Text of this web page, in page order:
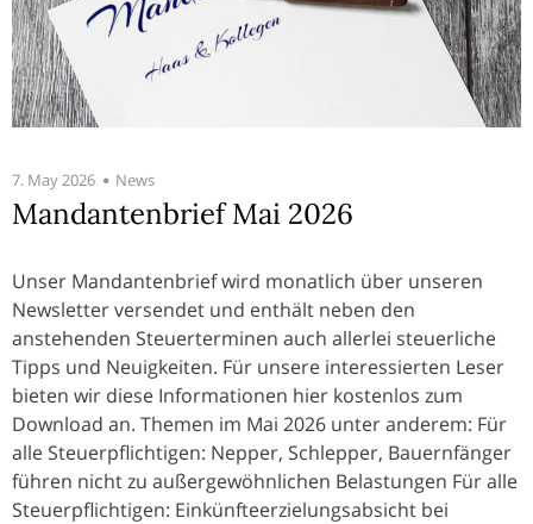
7. May 2026 News
Mandantenbrief Mai 2026
Unser Mandantenbrief wird monatlich über unseren
Newsletter versendet und enthält neben den
anstehenden Steuerterminen auch allerlei steuerliche
Tipps und Neuigkeiten. Für unsere interessierten Leser
bieten wir diese Informationen hier kostenlos zum
Download an. Themen im Mai 2026 unter anderem: Für
alle Steuerpflichtigen: Nepper, Schlepper, Bauernfänger
führen nicht zu außergewöhnlichen Belastungen Für alle
Steuerpflichtigen: Einkünfteerzielungsabsicht bei